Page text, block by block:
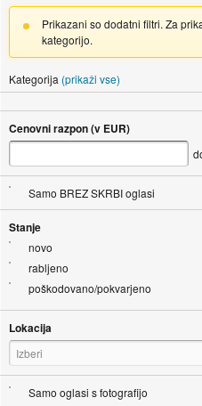
Prikazani so dodatni filtri. Za
kategorijo.
Kategorija (prikaži vse)
Cenovni razpon (v EUR)
Samo BREZ SKRBI oglasi
Stanje
novo
rabljeno
poškodovano/pokvarjeno
Lokacija
Izberi
Samo oglasi s fotografijo